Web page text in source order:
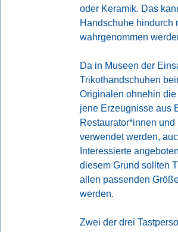
oder Keramik. Das
Handschuhe hindurch
wahrgenommen
Da in Museen der
Trikothandschuhen
Originalen ohnehin
jene Erzeugnisse aus
Restaurator*innen und
verwendet werden,
Interessierte
diesem Grund sollten
allen passenden
werden.
Zwei der drei